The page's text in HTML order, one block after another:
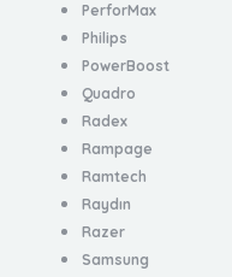
PerforMax
Philips
PowerBoost
Quadro
Radex
Rampage
Ramtech
Raydın
Razer
Samsung